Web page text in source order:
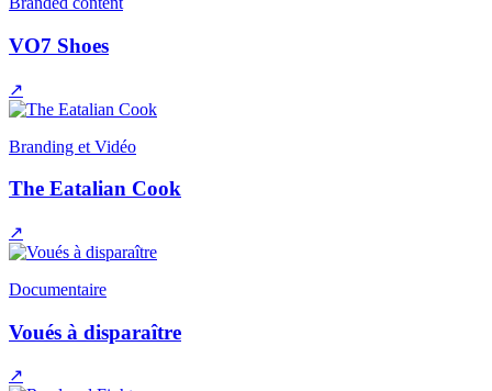
VO7 Shoes
↗
Branding et Vidéo
The Eatalian Cook
↗
Documentaire
Voués à disparaître
↗